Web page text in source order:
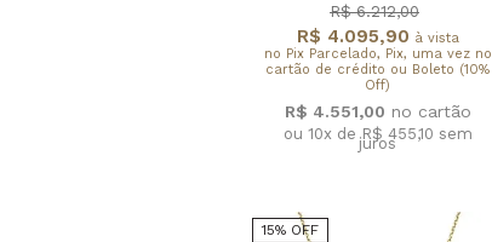
R$ 4.095,90 à vista
no Pix Parcelado, Pix, uma vez no
cartão de crédito ou Boleto (10%
Off)
R$ 6.212,00
R$ 4.551,00
ou 10x de R$ 455,10 sem
juros
15% OFF